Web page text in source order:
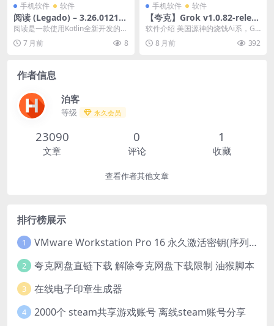
手机软件 软件
阅读 (Legado) – 3.26.012112
00 – 去广告纯净版 – 移动应
用/阅读 – [Android][夸克网
盘/迅雷网盘]
阅读是一款使用Kotlin全新开发的开
源的阅读软件，如今的小说阅读软
件总是在不断...
7 月前 8
手机软件 软件
【夸克】Grok v1.0.82-releas
e.02 解锁订阅版-免费下载
软件介绍 美国源神的烧钱Ai系，Gr
ok 是由 xAI 开发的人工智能助手，
旨在...8 月前 392
作者信息
泊客
等级 永久会员
23090
文章
0
评论
1
收藏
查看作者其他文章
排行榜展示
1 VMware Workstation Pro 16 永久激活密钥(序列号)
2 夸克网盘直链下载 解除夸克网盘下载限制 油猴脚本
3 在线电子印章生成器
4 2000个 steam共享游戏账号 离线steam账号分享